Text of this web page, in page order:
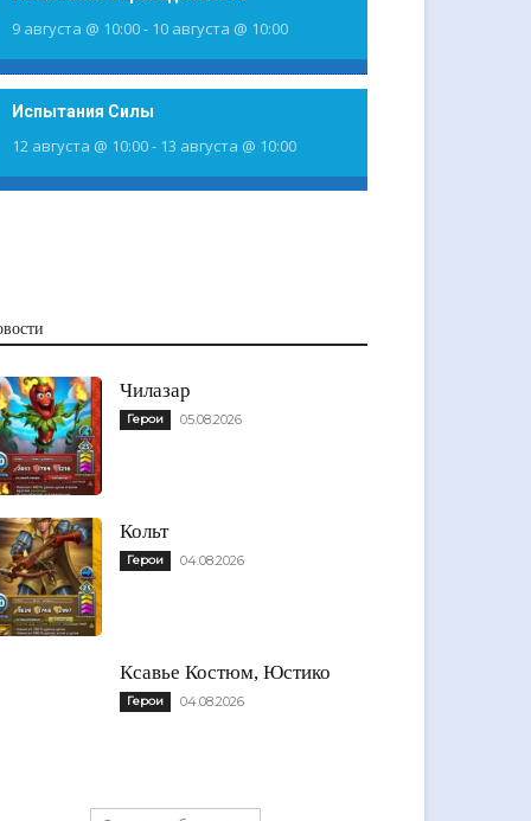
9 августа @ 10:00- 10 августа @ 10:00
Испытания Силы
12 августа @ 10:00- 13 августа @ 10:00
Чилазар
Герои 05.08.2026
Кольт
Герои 04.08.2026
Ксавье Костюм, Юстико
Герои 04.08.2026